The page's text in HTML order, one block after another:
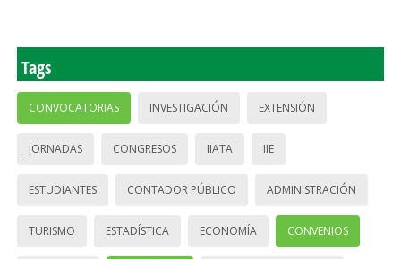
Tags
CONVOCATORIAS INVESTIGACIÓN EXTENSIÓN
JORNADAS CONGRESOS IIATA IIE
ESTUDIANTES CONTADOR PÚBLICO ADMINISTRACIÓN
TURISMO ESTADÍSTICA ECONOMÍA CONVENIOS